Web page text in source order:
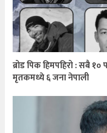
ब्रोड पिक हिमपहिरो : सबै १०
मृतकमध्ये ६ जना नेपाली